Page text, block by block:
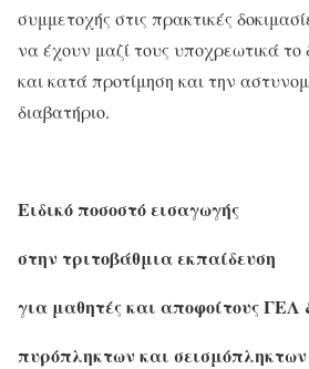
συμμετοχής στις πρακτικές
να έχουν μαζί τους υποχρεωτικά το
και κατά προτίμηση και την
διαβατήριο.
Ειδικό ποσοστό εισαγωγής
στην τριτοβάθμια εκπαίδευση
για μαθητές και αποφοίτους
πυρόπληκτων και σεισμόπληκτων